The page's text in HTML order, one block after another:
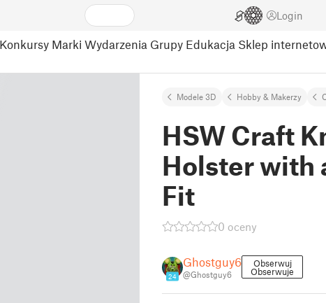
Login
Konkursy Marki Wydarzenia Grupy Edukacja Sklep
Modele 3D Hobby & Makerzy
HSW Craft
Holster with
Fit
0 oceny
24
Ghostguy6
@Ghostguy6
Obserwuj
Obserwuje